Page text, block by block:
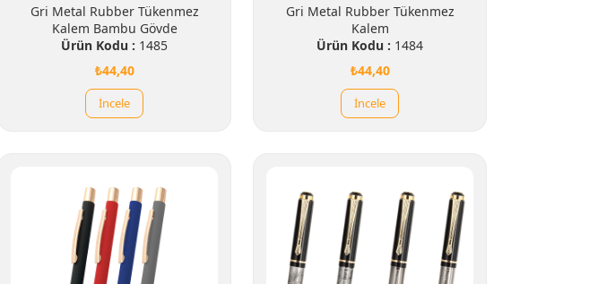
Gri Metal Rubber Tükenmez
Kalem Bambu Gövde
Ürün Kodu : 1485
₺44,40
İncele
Gri Metal Rubber Tükenmez
Kalem
Ürün Kodu : 1484
₺44,40
İncele